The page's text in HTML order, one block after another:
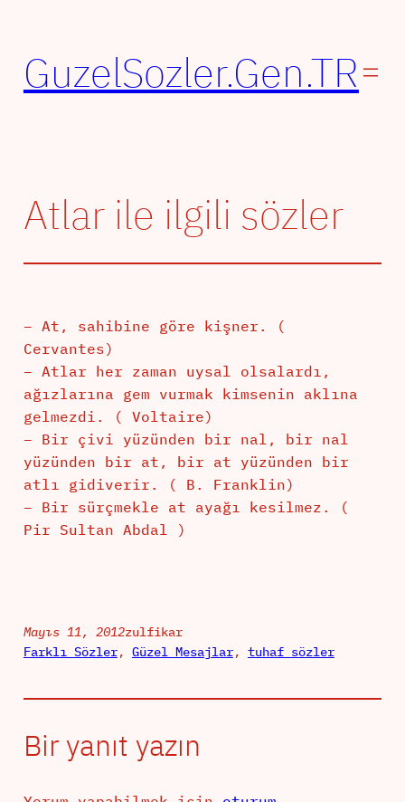
GuzelSozler.Gen.TR
Atlar ile ilgili sözler
– At, sahibine göre kişner. (
Cervantes)
– Atlar her zaman uysal olsalardı,
ağızlarına gem vurmak kimsenin aklına
gelmezdi. ( Voltaire)
– Bir çivi yüzünden bir nal, bir nal
yüzünden bir at, bir at yüzünden bir
atlı gidiverir. ( B. Franklin)
– Bir sürçmekle at ayağı kesilmez. (
Pir Sultan Abdal )
Mayıs 11, 2012zulfikar
Farklı Sözler, Güzel Mesajlar, tuhaf sözler
Bir yanıt yazın